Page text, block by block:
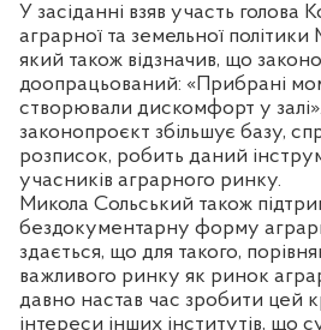
У засіданні взяв участь голова
аграрної та земельної
який також відзначив, що
доопрацьований: «Прибрані
створювали дискомфорт у
законопроєкт збільшує базу,
розписок, робить даний
учасників аграрного ринку.
Микола Сольський також
бездокументарну форму
здається, що для такого,
важливого ринку як ринок
давно настав час зробити цей
інтереси інших інститутів, що